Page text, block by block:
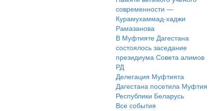
современности —
Курамухаммад-хаджи
Рамазанова
В Муфтияте Дагестана
состоялось заседание
президиума Совета алимов
РД
Делегация Муфтията
Дагестана посетила Муфтия
Республики Беларусь
Все события